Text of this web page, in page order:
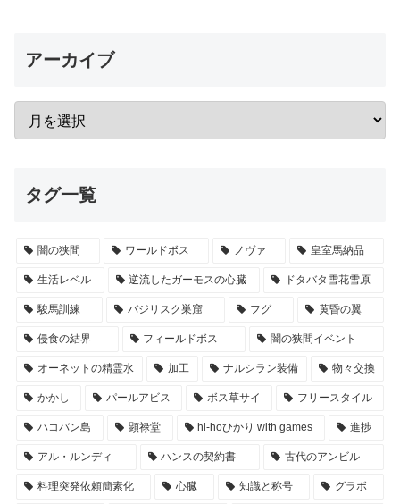
アーカイブ
タグ一覧
闇の狭間 ワールドボス ノヴァ 皇室馬納品
生活レベル 逆流したガーモスの心臓 ドタバタ雪花雪原
駿馬訓練 バジリスク巣窟 フグ 黄昏の翼
侵食の結界 フィールドボス 闇の狭間イベント
オーネットの精霊水 加工 ナルシラン装備 物々交換
かかし パールアビス ボス草サイ フリースタイル
ハコバン島 顕禄堂 hi-hoひかり with games 進捗
アル・ルンディ ハンスの契約書 古代のアンビル
料理突発依頼簡素化 心臓 知識と称号 グラボ